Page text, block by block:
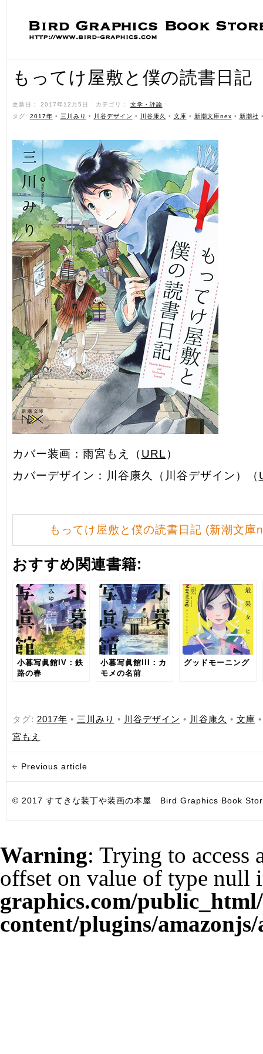
もってけ屋敷と僕の読書日記
更新日： 2017年12月5日 ˑ カテゴリ： 文学・評論 ˑ
タグ: 2017年 • 三川みり • 川谷デザイン • 川谷康久 • 文庫 • 新潮文庫nex • 新潮社
カバー装画：雨宮もえ（ URL ）
カバーデザイン：川谷康久（川谷デザイン）（
もってけ屋敷と僕の読書日記 (新潮文庫
おすすめ関連書籍:
小暮写眞館IV：鉄
路の春
小暮写眞館III：カ
モメの名前
グッドモーニング
タグ: 2017年 • 三川みり • 川谷デザイン • 川谷康久 • 文庫
宮もえ
Previous article
© 2017 すてきな装丁や装画の本屋 Bird Graphics Book
Warning: Trying to access
offset on value of type null
graphics.com/
content/plugins/